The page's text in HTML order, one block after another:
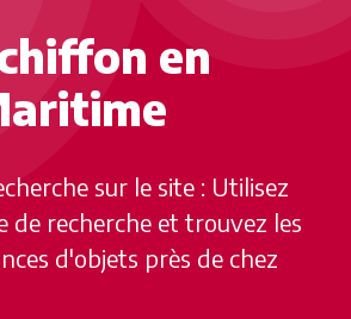
en
sur le site : Utilisez
de recherche et trouvez les
d'objets près de chez